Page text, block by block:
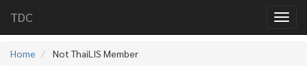
TDC
Home Not ThaiLIS Member